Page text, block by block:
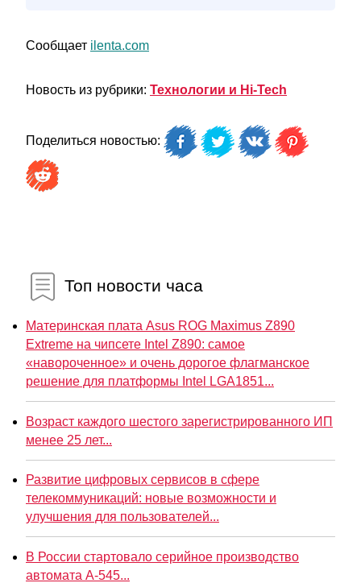
Сообщает ilenta.com
Новость из рубрики: Технологии и Hi-Tech
Поделиться новостью:
Топ новости часа
Материнская плата Asus ROG Maximus Z890
Extreme на чипсете Intel Z890: самое
«навороченное» и очень дорогое флагманское
решение для платформы Intel LGA1851...
Возраст каждого шестого зарегистрированного ИП
менее 25 лет...
Развитие цифровых сервисов в сфере
телекоммуникаций: новые возможности и
улучшения для пользователей...
В России стартовало серийное производство
автомата А-545...